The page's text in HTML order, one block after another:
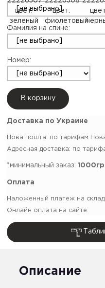
Фамилия на спине:
Номер:
В корзину
Доставка по Украине
Нова пошта: по тарифам
Адресная доставка: по
*минимальный заказ:
Оплата
Наложенный платеж на
Онлайн оплата на сайте:
Описание